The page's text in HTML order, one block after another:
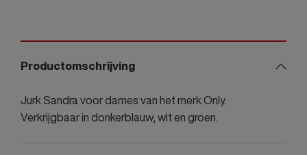
Productomschrijving
Jurk Sandra voor dames van het merk Only.
Verkrijgbaar in donkerblauw, wit en groen.